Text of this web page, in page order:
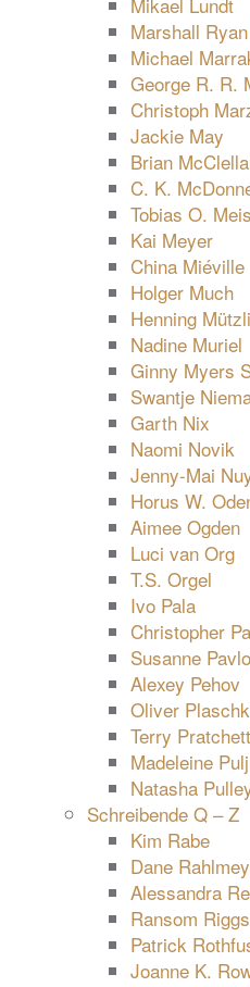
Marshall
Michael
George R. R.
Christoph
Jackie May
Brian
C. K.
Tobias O.
Kai Meyer
China Miéville
Holger Much
Henning
Nadine Muriel
Ginny Myers
Swantje
Garth Nix
Naomi Novik
Jenny-Mai
Horus W.
Aimee Ogden
Luci van Org
T.S. Orgel
Ivo Pala
Christopher
Susanne
Alexey Pehov
Oliver
Terry Pratchett
Madeleine
Natasha
Schreibende Q – Z
Kim Rabe
Dane
Alessandra
Ransom Riggs
Patrick
Joanne K.